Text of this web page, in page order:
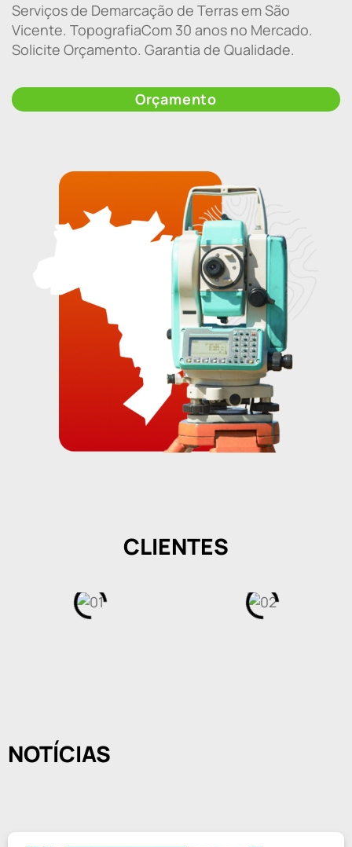
Serviços de Demarcação de Terras em São
Vicente. TopografiaCom 30 anos no Mercado.
Solicite Orçamento. Garantia de Qualidade.
Orçamento
CLIENTES
NOTÍCIAS